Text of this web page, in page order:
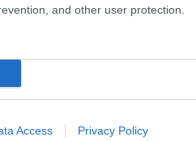
and other user protection.
Access Privacy Policy
nelle classifiche e
periodo, la cantante
con Fedez e una
intorno alla sua
dei media. Ti sei mai
Clara lo sa bene.